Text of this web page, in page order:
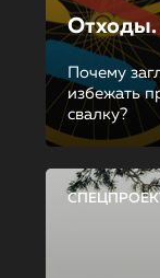
Отходы.
Почему
избежать
свалку?